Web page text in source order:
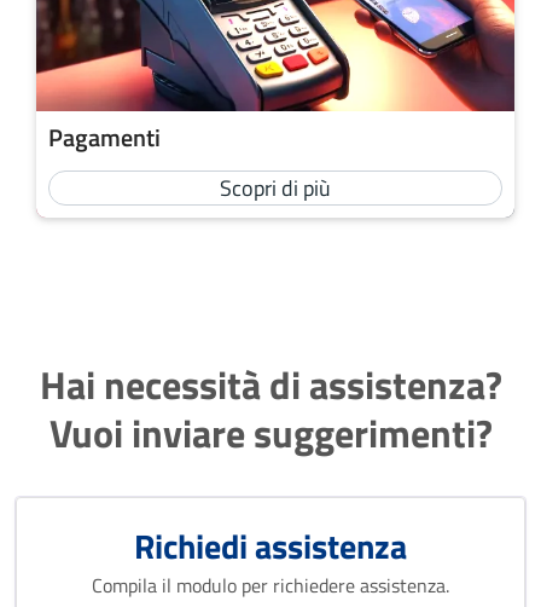
Pagamenti
Scopri di più
Hai necessità di assistenza?
Vuoi inviare suggerimenti?
Richiedi assistenza
Compila il modulo per richiedere assistenza.